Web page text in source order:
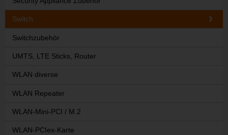
Switch
Switchzubehör
UMTS, LTE Sticks, Router
WLAN diverse
WLAN Repeater
WLAN-Mini-PCI / M.2
WLAN-PCIex-Karte